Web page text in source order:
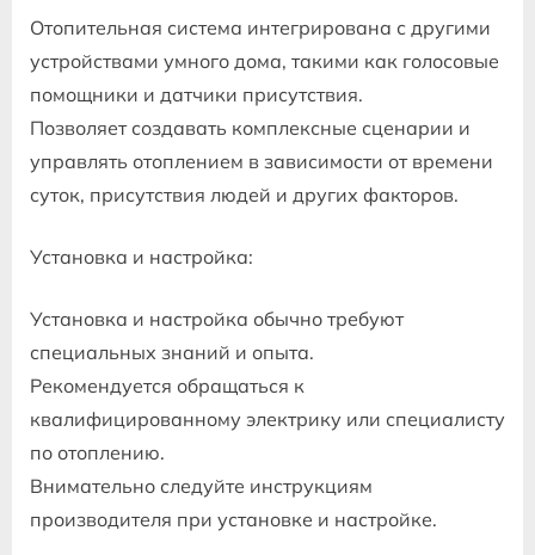
Отопительная система интегрирована с другими
устройствами умного дома, такими как голосовые
помощники и датчики присутствия.
Позволяет создавать комплексные сценарии и
управлять отоплением в зависимости от времени
суток, присутствия людей и других факторов.
Установка и настройка:
Установка и настройка обычно требуют
специальных знаний и опыта.
Рекомендуется обращаться к
квалифицированному электрику или специалисту
по отоплению.
Внимательно следуйте инструкциям
производителя при установке и настройке.